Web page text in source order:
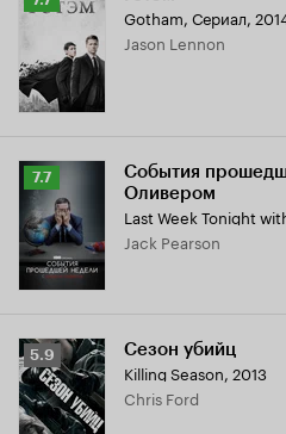
Gotham, Сериал,
Jason Lennon
Рейтинг
Кинопоиска
7.7
7.7
События
Оливером
Last Week Tonight
Jack Pearson
Рейтинг
Кинопоиска
5.9
5.9 Сезон убийц
Killing Season, 2013
Chris Ford